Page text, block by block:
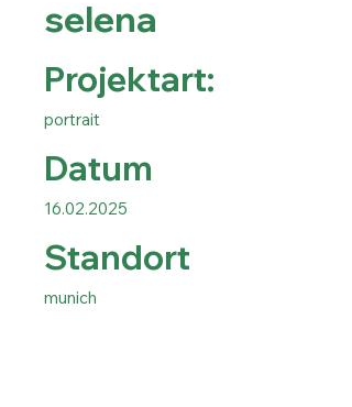
selena
Projektart:
portrait
Datum
16.02.2025
Standort
munich